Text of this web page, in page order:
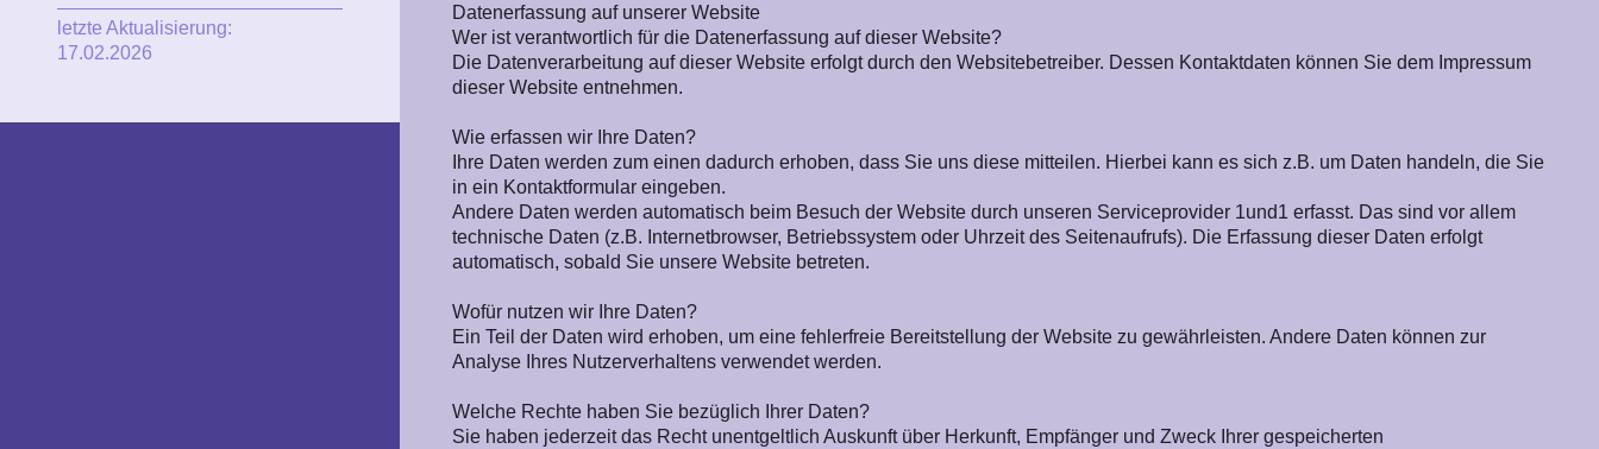
Datenerfassung auf unserer Website
Wer ist verantwortlich für die Datenerfassung auf dieser Website?
Die Datenverarbeitung auf dieser Website erfolgt durch den Websitebetreiber. Dessen Kontaktdaten können Sie dem Impressum
dieser Website entnehmen.
Wie erfassen wir Ihre Daten?
Ihre Daten werden zum einen dadurch erhoben, dass Sie uns diese mitteilen. Hierbei kann es sich z.B. um Daten handeln, die Sie
in ein Kontaktformular eingeben.
Andere Daten werden automatisch beim Besuch der Website durch unseren Serviceprovider 1und1 erfasst. Das sind vor allem
technische Daten (z.B. Internetbrowser, Betriebssystem oder Uhrzeit des Seitenaufrufs). Die Erfassung dieser Daten erfolgt
automatisch, sobald Sie unsere Website betreten.
Wofür nutzen wir Ihre Daten?
Ein Teil der Daten wird erhoben, um eine fehlerfreie Bereitstellung der Website zu gewährleisten. Andere Daten können zur
Analyse Ihres Nutzerverhaltens verwendet werden.
Welche Rechte haben Sie bezüglich Ihrer Daten?
Sie haben jederzeit das Recht unentgeltlich Auskunft über Herkunft, Empfänger und Zweck Ihrer gespeicherten
letzte Aktualisierung:
17.02.2026